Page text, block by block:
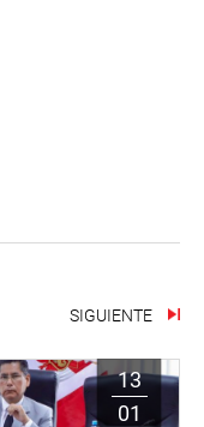
SIGUIENTE
13
01